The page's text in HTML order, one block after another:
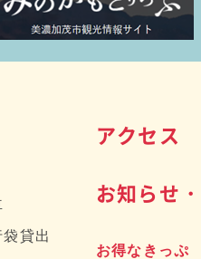
貸出
アクセス
お知らせ
お得なきっぷ